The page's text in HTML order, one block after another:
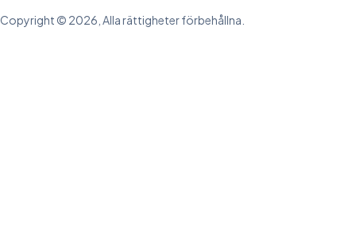
Copyright © 2026, Alla rättigheter förbehållna.